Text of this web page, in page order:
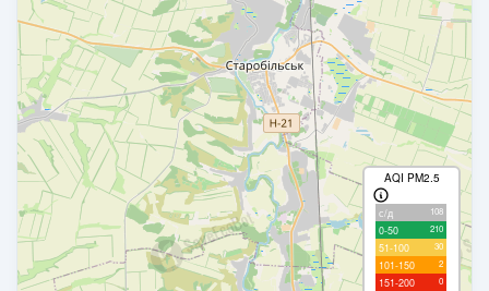
AQI PM2.5
с/д 108
0-50 210
51-100 30
101-150 2
151-200 0